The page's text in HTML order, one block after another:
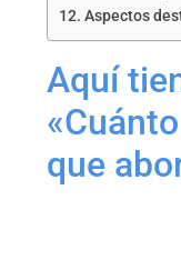
Aspectos
Aquí
que